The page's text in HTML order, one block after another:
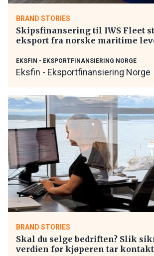
BRAND STORIES
Skipsfinansering til IWS Fleet
eksport fra norske maritime
EKSFIN - EKSPORTFINANSIERING NORGE
Eksfin - Eksportfinansiering Norge
BRAND STORIES
Skal du selge bedriften? Slik
verdien før kjøperen tar kontakt